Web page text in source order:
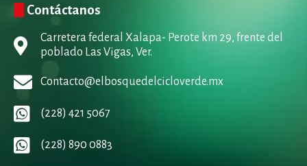
Contáctanos
Carretera federal Xalapa- Perote km 29, frente del
poblado Las Vigas, Ver.
Contacto@elbosquedelcicloverde.mx
(228) 421 5067
(228) 890 0883